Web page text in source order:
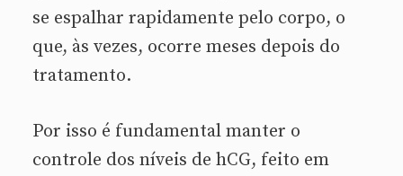
se espalhar rapidamente pelo corpo, o
que, às vezes, ocorre meses depois do
tratamento.
Por isso é fundamental manter o
controle dos níveis de hCG, feito em